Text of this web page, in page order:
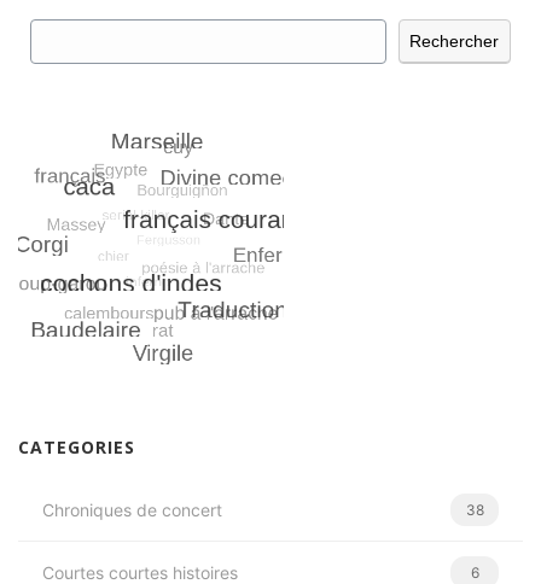
Rechercher
CATEGORIES
Chroniques de concert 38
Courtes courtes histoires 6